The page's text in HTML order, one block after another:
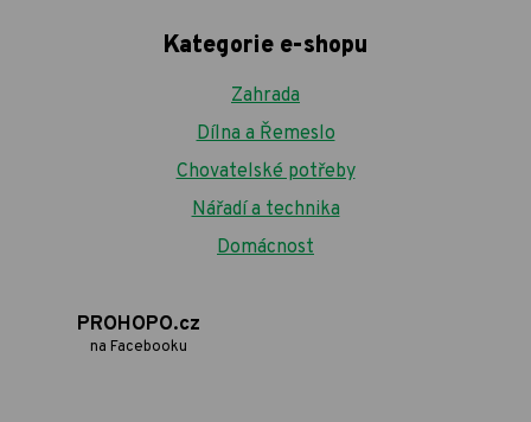
Kategorie e-shopu
Zahrada
Dílna a Řemeslo
Chovatelské potřeby
Nářadí a technika
Domácnost
PROHOPO.cz
na Facebooku